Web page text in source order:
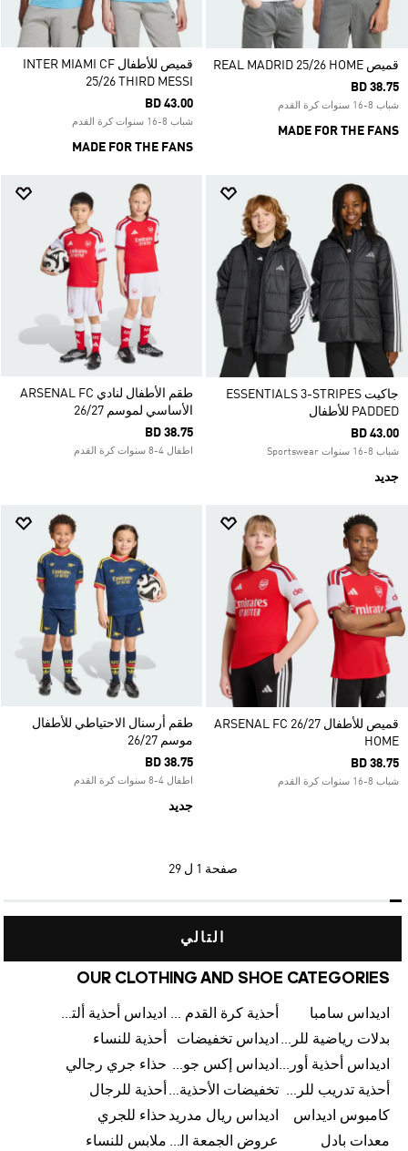
قميص REAL MADRID 25/26 HOME
BD 38.75
شباب 8-16 سنوات كرة القدم
MADE FOR THE FANS
قميص للأطفال INTER MIAMI CF
25/26 THIRD MESSI
BD 43.00
شباب 8-16 سنوات كرة القدم
MADE FOR THE FANS
جاكيت ESSENTIALS 3-STRIPES
PADDED للأطفال
BD 43.00
شباب 8-16 سنوات Sportswear
جديد
طقم الأطفال لنادي ARSENAL FC
الأساسي لموسم 26/27
BD 38.75
اطفال 4-8 سنوات كرة القدم
قميص للأطفال ARSENAL FC 26/27
HOME
BD 38.75
شباب 8-16 سنوات كرة القدم
طقم أرسنال الاحتياطي للأطفال
موسم 26/27
BD 38.75
اطفال 4-8 سنوات كرة القدم
جديد
صفحة 1 ل 29
التالي
OUR CLOTHING AND SHOE CATEGORIES
اديداس سامبا أحذية كرة القدم للرجال
اديداس أحذية ألترا بوست للرجال
بدلات رياضية للرجال اديداس تخفيضات
أحذية للنساء
اديداس أحذية أورجينالز
اديداس إكس جود بيلينغهام حذاء جري رجالي
أحذية تدريب للرجال
تخفيضات الأحذية للرجال أحذية للرجال
كامبوس اديداس
اديداس ريال مدريد حذاء للجري
معدات بادل
عروض الجمعة البيضاء للرجال ملابس للنساء